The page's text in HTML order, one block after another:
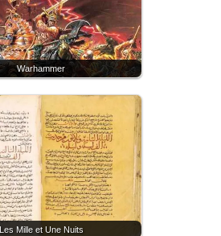
Warhammer
Les Mille et Une Nuits